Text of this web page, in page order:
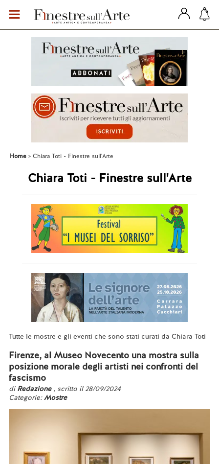
Home Chiara Toti - Finestre sull'Arte
Chiara Toti - Finestre sull'Arte
Tutte le mostre e gli eventi che sono stati curati da Chiara Toti
Firenze, al Museo Novecento una mostra sulla
posizione morale degli artisti nei confronti del
fascismo
di Redazione , scritto il 28/09/2024
Categorie:Mostre